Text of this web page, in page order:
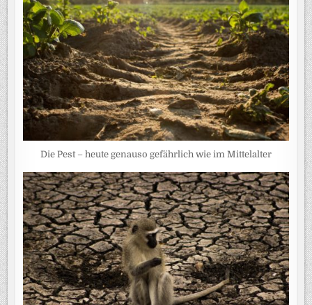
Die Pest – heute genauso gefährlich wie im Mittelalter